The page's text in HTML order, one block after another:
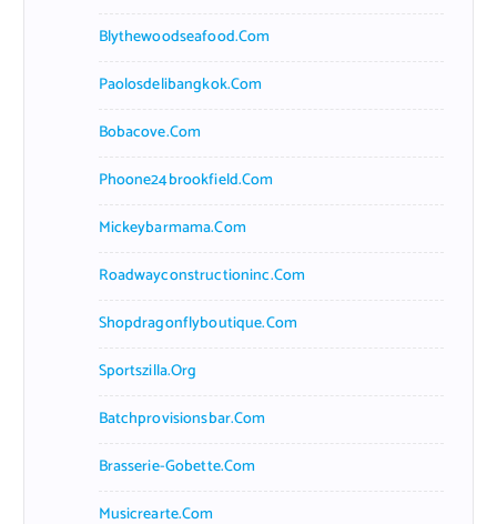
Blythewoodseafood.com
Paolosdelibangkok.com
Bobacove.com
Phoone24brookfield.com
Mickeybarmama.com
Roadwayconstructioninc.com
Shopdragonflyboutique.com
Sportszilla.org
Batchprovisionsbar.com
Brasserie-Gobette.com
Musicrearte.com